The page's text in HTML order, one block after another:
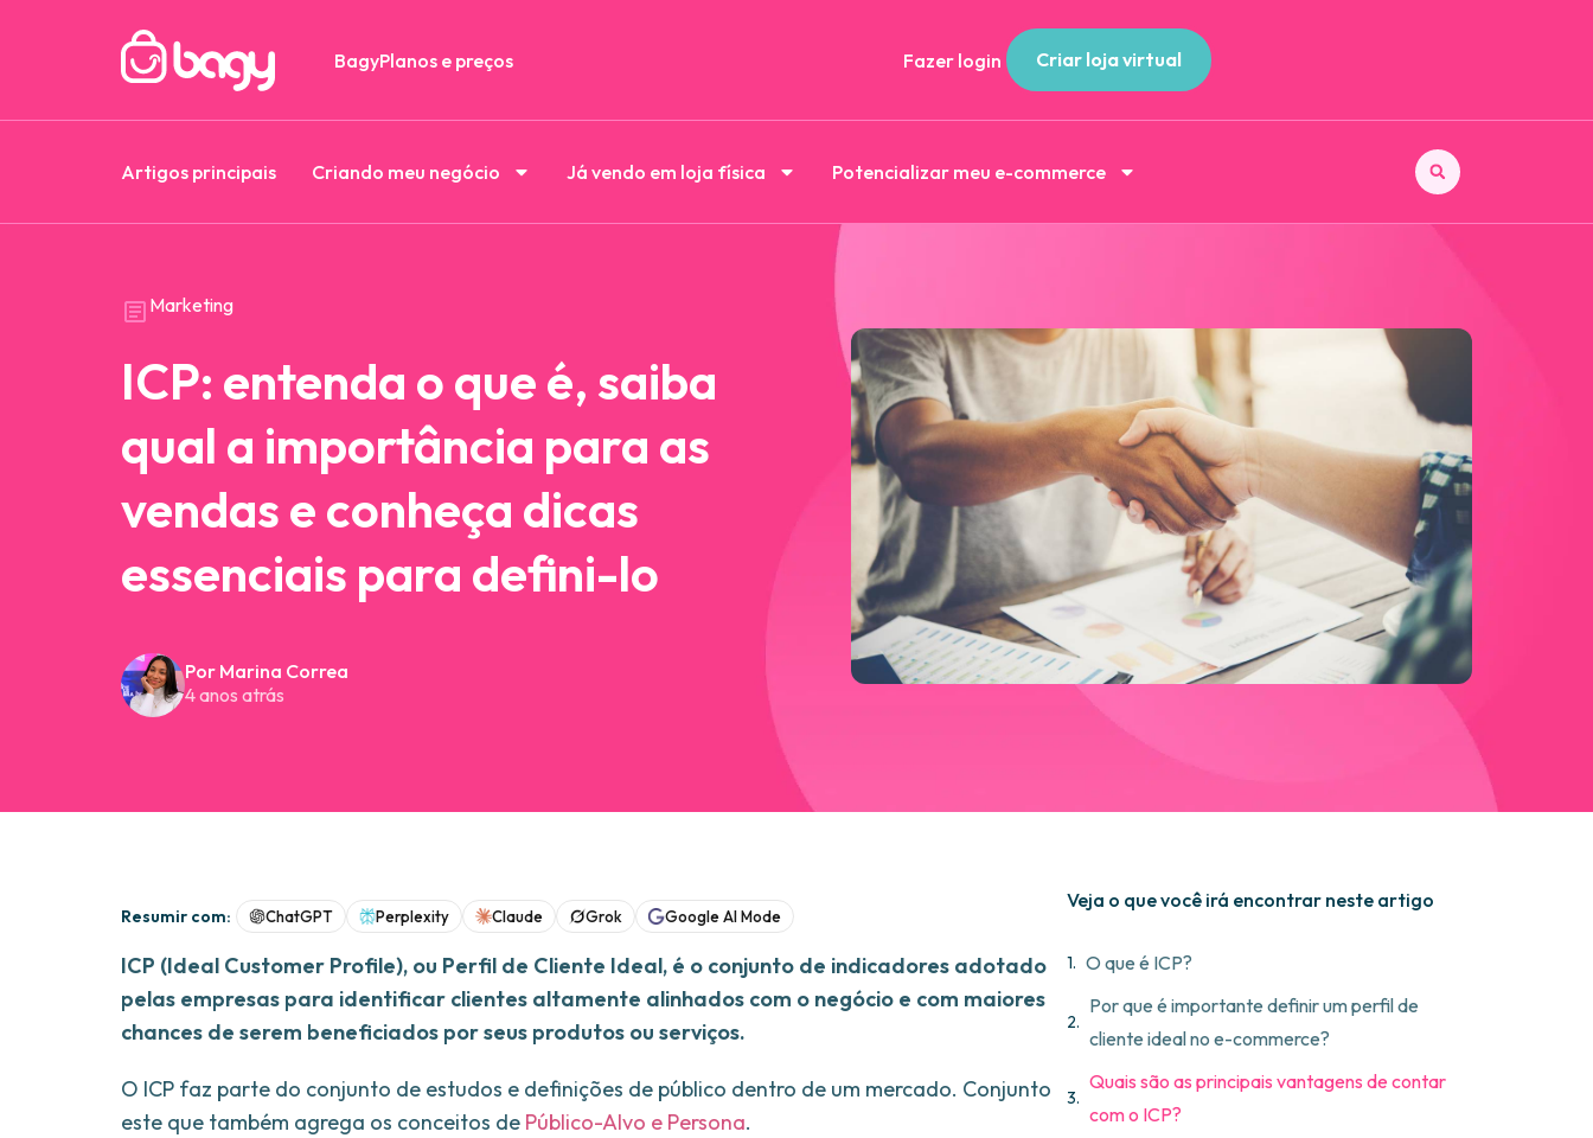
BagyPlanos e preços Fazer login Criar loja virtual
Artigos principais Criando meu negócio Já vendo em loja física Potencializar meu e-commerce
Marketing
ICP: entenda o que é, saiba
qual a importância para as
vendas e conheça dicas
essenciais para defini-lo
Por Marina Correa
4 anos atrás
Resumir com: ChatGPT Perplexity Claude Grok Google AI Mode
ICP (Ideal Customer Profile), ou Perfil de Cliente Ideal, é o conjunto de indicadores adotado
pelas empresas para identificar clientes altamente alinhados com o negócio e com maiores
chances de serem beneficiados por seus produtos ou serviços.
O ICP faz parte do conjunto de estudos e definições de público dentro de um mercado. Conjunto
este que também agrega os conceitos de Público-Alvo e Persona.
Veja o que você irá encontrar neste artigo
O que é ICP?
Por que é importante definir um perfil de
cliente ideal no e-commerce?
Quais são as principais vantagens de contar
com o ICP?